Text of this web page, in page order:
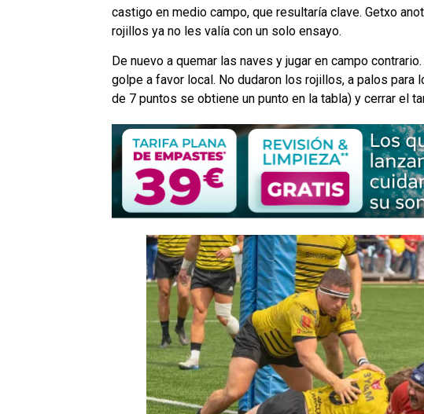
castigo en medio campo, que resultaría clave. Getxo
rojillos ya no les valía con un solo ensayo.
De nuevo a quemar las naves y jugar en campo
golpe a favor local. No dudaron los rojillos, a palos
de 7 puntos se obtiene un punto en la tabla) y cerrar el